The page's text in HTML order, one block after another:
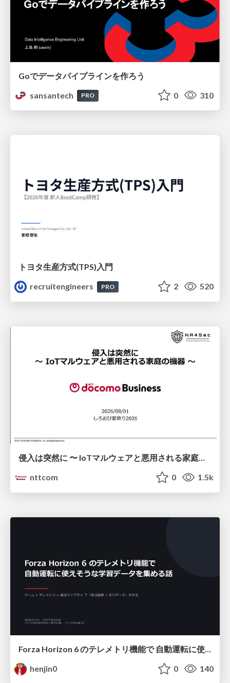
Goでデータパイプラインを作ろう
sansantech
PRO 0 310
トヨタ⽣産⽅式(TPS)⼊⾨
recruitengineers
PRO 2 520
侵入は突然に 〜 IoTマルウェアと悪用される家庭の機器 ～ / When Intrusion Strikes: IoT Malware and the Abuse of Home Devices
nttcom
0 1.5k
henjin0
0 140